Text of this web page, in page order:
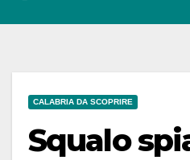
CALABRIA DA SCOPRIRE
Squalo